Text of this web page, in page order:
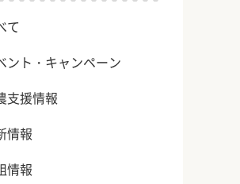
て
ント・キャンペーン
支援情報
情報
情報